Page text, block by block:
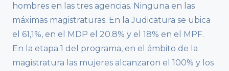
hombres en las tres agencias. Ninguna en las
máximas magistraturas. En la Judicatura se ubica
el 61,1%, en el MDP el 20.8% y el 18% en el MPF.
En la etapa 1 del programa, en el ámbito de la
magistratura las mujeres alcanzaron el 100% y los